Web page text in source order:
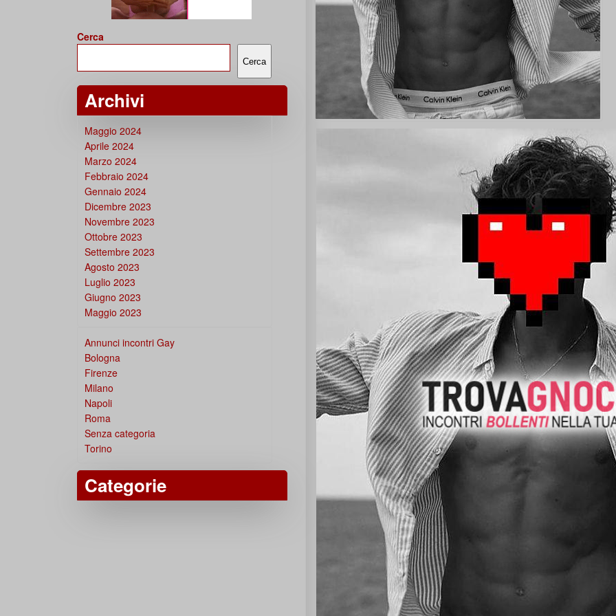
Cerca
Cerca
Archivi
Maggio 2024
Aprile 2024
Marzo 2024
Febbraio 2024
Gennaio 2024
Dicembre 2023
Novembre 2023
Ottobre 2023
Settembre 2023
Agosto 2023
Luglio 2023
Giugno 2023
Maggio 2023
Annunci incontri Gay
Bologna
Firenze
Milano
Napoli
Roma
Senza categoria
Torino
Categorie